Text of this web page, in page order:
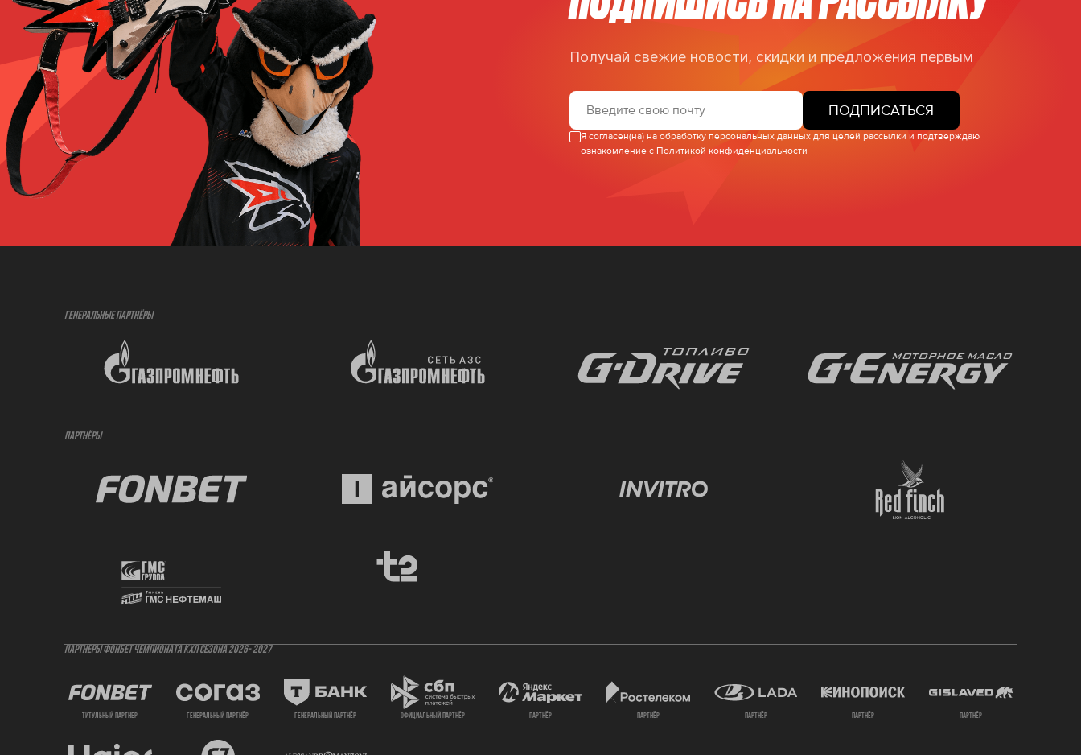
Получай свежие новости, скидки и предложения первым
ПОДПИСАТЬСЯ
Я согласен(на) на обработку персональных данных для целей рассылки и подтверждаю
ознакомление с Политикой конфиденциальности
ГЕНЕРАЛЬНЫЕ ПАРТНЁРЫ
ПАРТНЁРЫ
ПАРТНЕРЫ ФОНБЕТ ЧЕМПИОНАТА КХЛ СЕЗОНА 2026- 2027
титульный партнер генеральный партнёр генеральный партнёр официальный партнёр партнёр партнёр партнёр партнёр партнёр